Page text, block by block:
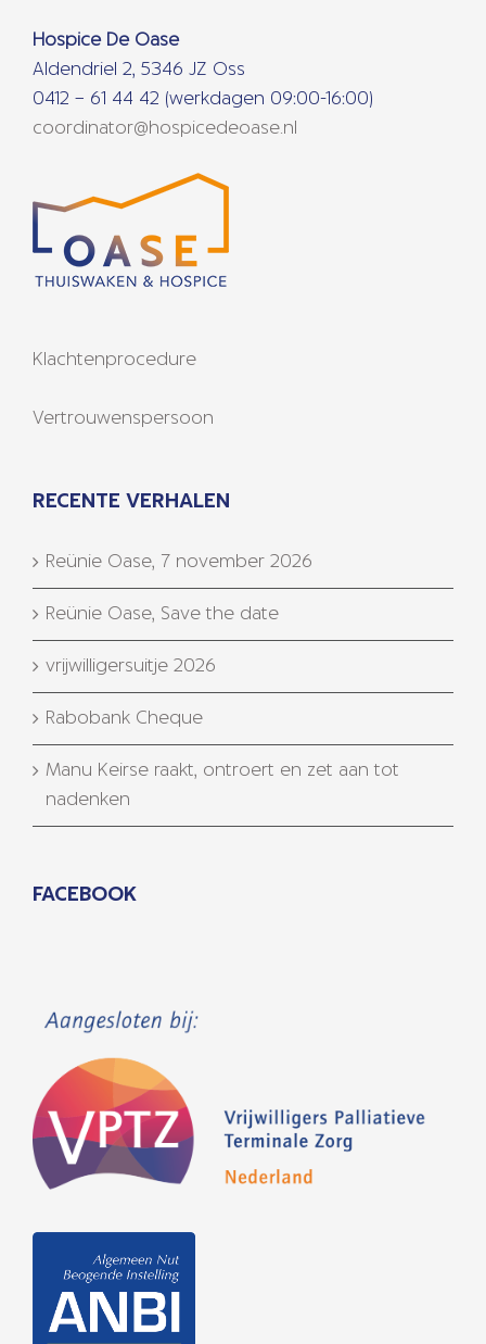
Hospice De Oase
Aldendriel 2, 5346 JZ Oss
0412 – 61 44 42 (werkdagen 09:00-16:00)
coordinator@hospicedeoase.nl
Klachtenprocedure
Vertrouwenspersoon
RECENTE VERHALEN
Reünie Oase, 7 november 2026
Reünie Oase, Save the date
vrijwilligersuitje 2026
Rabobank Cheque
Manu Keirse raakt, ontroert en zet aan tot
nadenken
FACEBOOK